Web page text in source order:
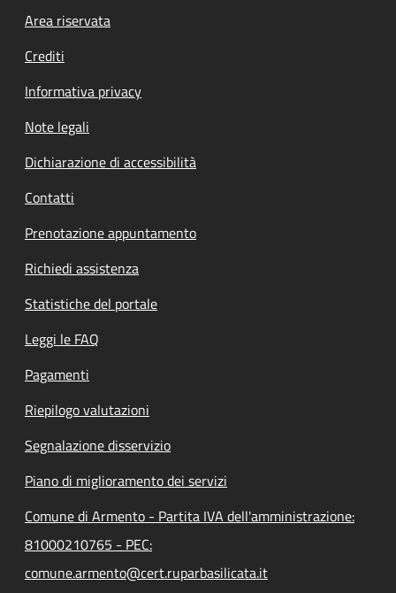
Footer menu
Area riservata
Crediti
Informativa privacy
Note legali
Dichiarazione di accessibilità
Contatti
Prenotazione appuntamento
Richiedi assistenza
Statistiche del portale
Leggi le FAQ
Pagamenti
Riepilogo valutazioni
Segnalazione disservizio
Piano di miglioramento dei servizi
Comune di Armento - Partita IVA dell'amministrazione:
81000210765 - PEC:
comune.armento@cert.ruparbasilicata.it